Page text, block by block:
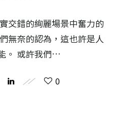
交錯的絢麗場景中奮力的
無奈的認為，這也許是人
。 或許我們…
0